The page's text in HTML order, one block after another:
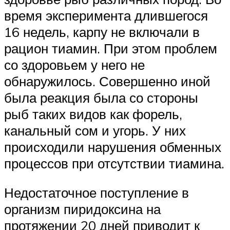
время эксперимента длившегося
16 недель, карпу не включали в
рацион тиамин. При этом проблем
со здоровьем у него не
обнаружилось. Совершенно иной
была реакция была со стороны
рыб таких видов как форель,
канальный сом и угорь. У них
происходили нарушения обменных
процессов при отсутствии тиамина.
Недостаточное поступление в
организм пиридоксина на
протяжении 20 дней приводит к